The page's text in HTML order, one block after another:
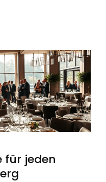
für jeden